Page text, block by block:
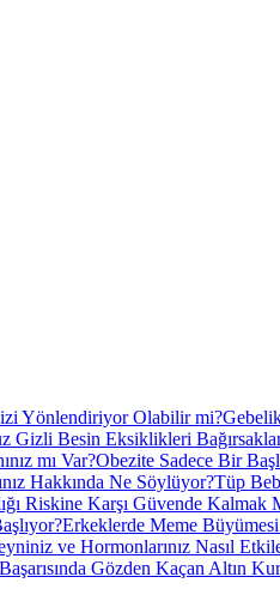
Yönlendiriyor Olabilir mi?
Besin Eksiklikleri
mı Var?Obezite Sadece Bir
Hakkında Ne Söylüyor?Tüp
Riskine Karşı Güvende Kalmak
Erkeklerde Meme Büyümesi
ve Hormonlarınız Nasıl
Gözden Kaçan Altın